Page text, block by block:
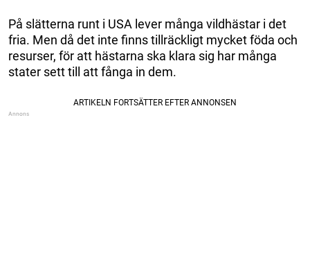
På slätterna runt i USA lever många vildhästar i det
fria. Men då det inte finns tillräckligt mycket föda och
resurser, för att hästarna ska klara sig har många
stater sett till att fånga in dem.